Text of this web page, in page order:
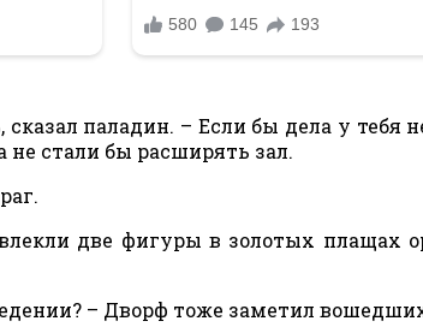
сказал паладин. – Если бы дела у тебя
не стали бы расширять зал.
две фигуры в золотых плащах
– Дворф тоже заметил